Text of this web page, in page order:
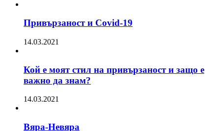
Привързаност и Covid-19
14.03.2021
Кой е моят стил на привързаност и защо е
важно да знам?
14.03.2021
Вяра-Невяра